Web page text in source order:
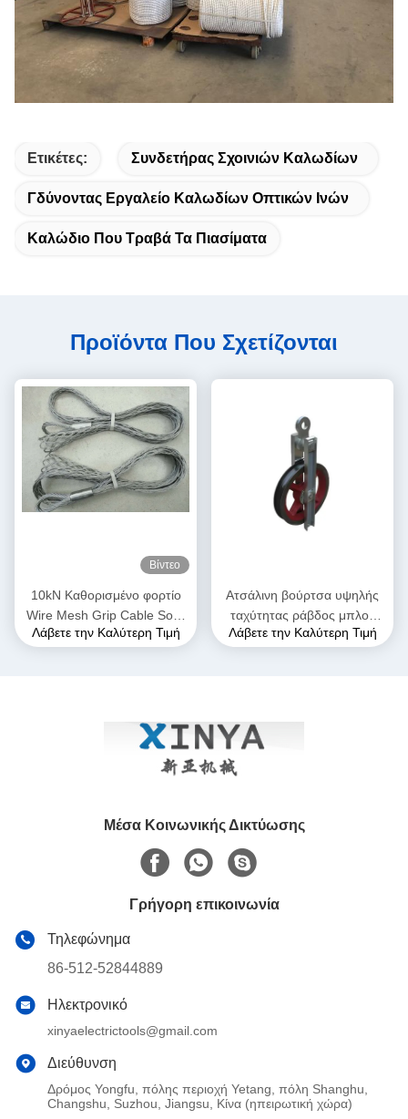
Ετικέτες: Συνδετήρας Σχοινιών Καλωδίων
Γδύνοντας Εργαλείο Καλωδίων Οπτικών Ινών
Καλώδιο Που Τραβά Τα Πιασίματα
Προϊόντα Που Σχετίζονται
Βίντεο
10kN Καθορισμένο φορτίο
Wire Mesh Grip Cable Sock
2m μήκος για 10-25mm
Λάβετε την Καλύτερη Τιμή
Ατσάλινη βούρτσα υψηλής
ταχύτητας ράβδος μπλοκ
Προσαρμόσιμη OEM
Λάβετε την Καλύτερη Τιμή
Μέσα Κοινωνικής Δικτύωσης
Γρήγορη επικοινωνία
Τηλεφώνημα
86-512-52844889
Ηλεκτρονικό
xinyaelectrictools@gmail.com
Διεύθυνση
Δρόμος Yongfu, πόλης περιοχή Yetang, πόλη Shanghu,
Changshu, Suzhou, Jiangsu, Κίνα (ηπειρωτική χώρα)